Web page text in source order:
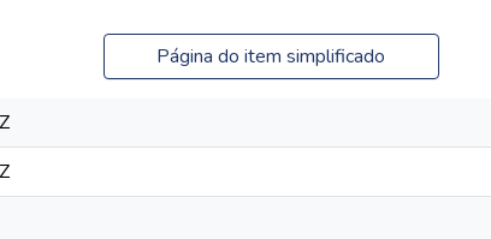
Página do item simplificado